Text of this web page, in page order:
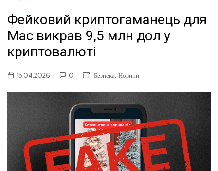
Фейковий криптогаманець для
Mac викрав 9,5 млн дол у
криптовалюті
15.04.2026 0 Безпека, Новини